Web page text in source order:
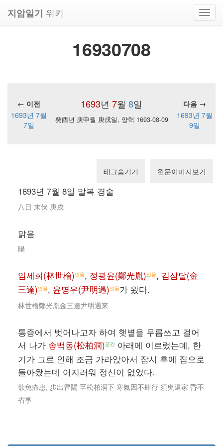
지암일기 위키
16930708
1693년 7월 8일
← 이전
다음 →
1693년 7월
7일
癸酉년 庚申월 庚戌일, 양력 1693-08-09
1693년 7월
9일
태그숨기기 원문이미지보기
1693년 7월 8일 말복 경술
八日 末伏 庚戌
맑음
陽
임세회(林世檜)인물, 정광윤(鄭光胤)인물, 김삼달(金
三達)인물, 윤명우(尹明遇)인물가 왔다.
林世檜鄭光胤金三達尹明遇來
통증에서 벗어나고자 하여 햇볕을 무릅쓰고 걸어
서 나가 송백동(松柏洞)공간 아래에 이르렀는데, 한
기가 그로 인해 조금 가라앉아서 잠시 후에 집으로
돌아왔는데 어지러워 정신이 없었다.
欲免痛患, 步出冒陽 至松柏洞下 寒氣因不肆行 須臾還家 昏不
省事